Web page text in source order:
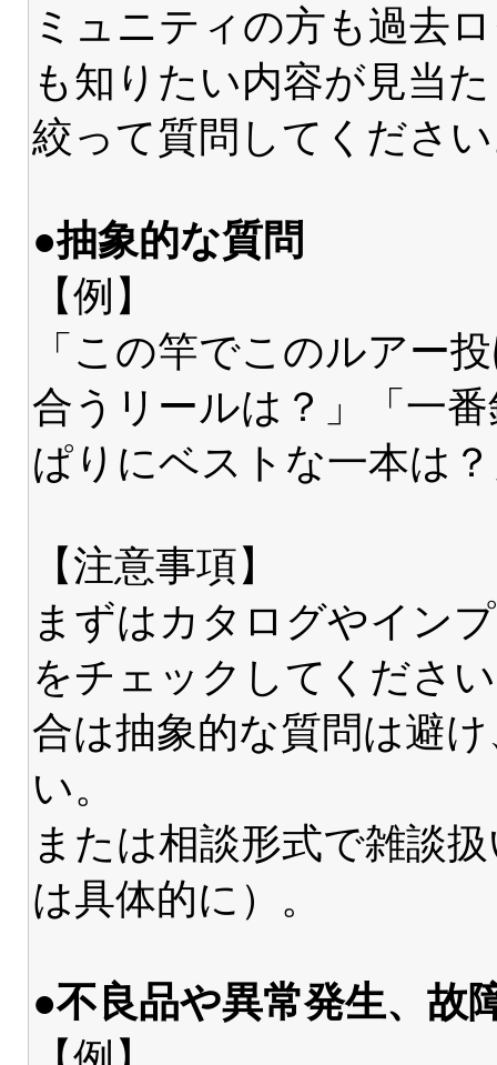
ミュニティの方も過去
も知りたい内容が見当
絞って質問してくださ
●抽象的な質問
【例】
「この竿でこのルアー
合うリールは？」「一
ぱりにベストな一本は
【注意事項】
まずはカタログやイン
をチェックしてくださ
合は抽象的な質問は避
い。
または相談形式で雑談
は具体的に）。
●不良品や異常発生、故